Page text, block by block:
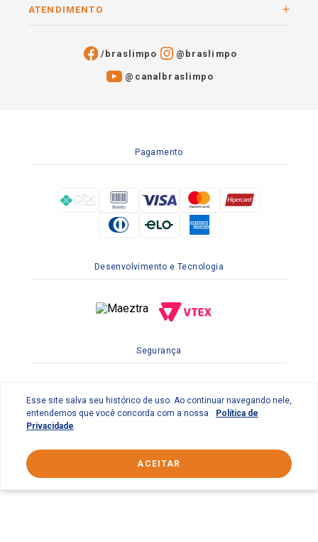
ATENDIMENTO
/braslimpo @braslimpo
@canalbraslimpo​
Pagamento
Desenvolvimento e Tecnologia
Segurança
Esse site salva seu histórico de uso. Ao continuar navegando nele,
entendemos que você concorda com a nossa
Política de
Privacidade.
ACEITAR